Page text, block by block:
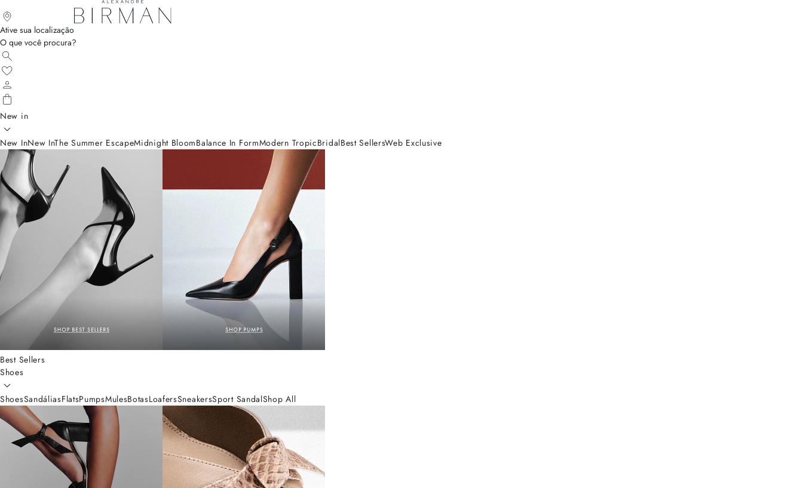
Ative sua localização
O que você procura?
New in
New InNew InThe Summer EscapeMidnight BloomBalance In FormModern TropicBridalBest SellersWeb Exclusive
Best Sellers
Shoes
ShoesSandáliasFlatsPumpsMulesBotasLoafersSneakersSport SandalShop All